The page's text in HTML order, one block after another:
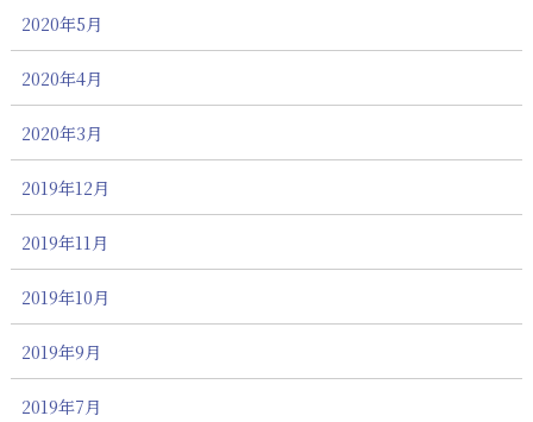
2020年5月
2020年4月
2020年3月
2019年12月
2019年11月
2019年10月
2019年9月
2019年7月